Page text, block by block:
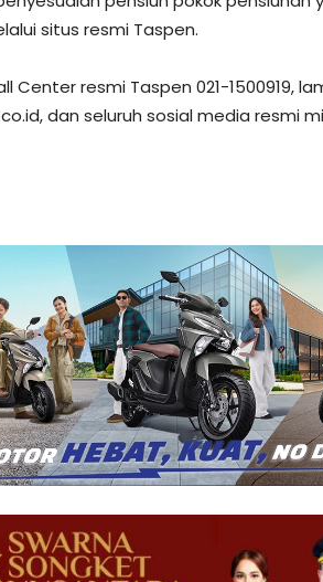
situs resmi Taspen.
resmi Taspen 021-1500919,
dan seluruh sosial media resmi